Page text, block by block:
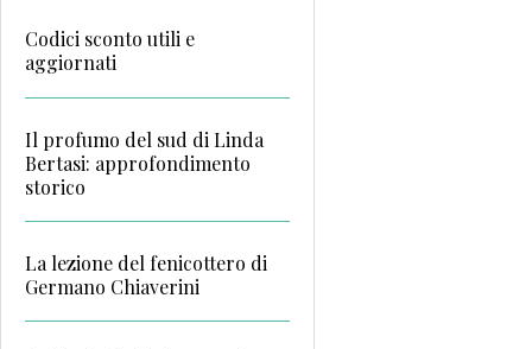
Codici sconto utili e
aggiornati
Il profumo del sud di Linda
Bertasi: approfondimento
storico
La lezione del fenicottero di
Germano Chiaverini